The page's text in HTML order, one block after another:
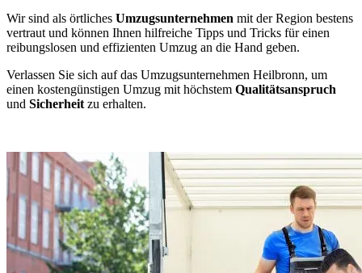
Wir sind als örtliches Umzugsunternehmen mit der Region bestens
vertraut und können Ihnen hilfreiche Tipps und Tricks für einen
reibungslosen und effizienten Umzug an die Hand geben.
Verlassen Sie sich auf das Umzugsunternehmen Heilbronn, um
einen kostengünstigen Umzug mit höchstem Qualitätsanspruch
und Sicherheit zu erhalten.